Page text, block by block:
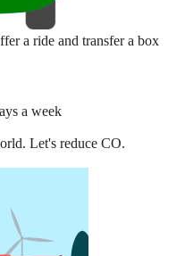
a ride and transfer a box
a week
Let's reduce CO.